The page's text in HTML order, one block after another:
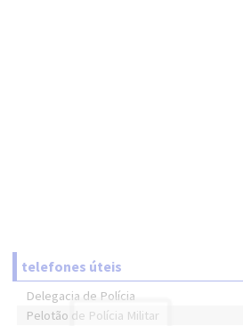
telefones úteis
Delegacia de Polícia
Pelotão de Polícia Militar